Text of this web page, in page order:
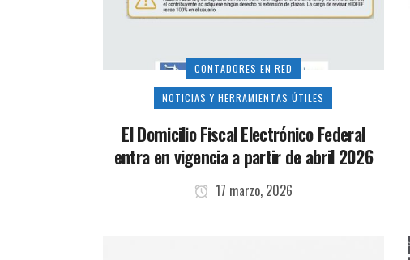
CONTADORES EN RED
NOTICIAS Y HERRAMIENTAS ÚTILES
El Domicilio Fiscal Electrónico Federal
entra en vigencia a partir de abril 2026
17 marzo, 2026